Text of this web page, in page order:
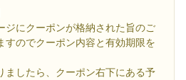
ジにクーポンが格納された旨のご
すのでクーポン内容と有効期限を
ましたら、クーポン右下にある予